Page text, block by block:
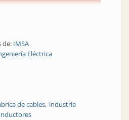
de: IMSA
Eléctrica
de cables industria